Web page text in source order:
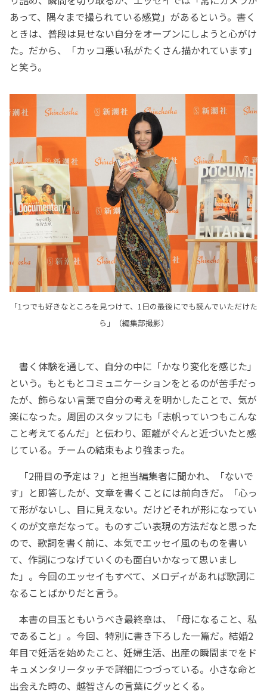
あって、隅々まで撮られている感覚」があるという。書く
ときは、普段は見せない自分をオープンにしようと心がけ
た。だから、「カッコ悪い私がたくさん描かれています」
と笑う。
「1つでも好きなところを見つけて、1日の最後にでも読んでいただけた
ら」（編集部撮影）
書く体験を通して、自分の中に「かなり変化を感じた」
という。もともとコミュニケーションをとるのが苦手だっ
たが、飾らない言葉で自分の考えを明かしたことで、気が
楽になった。周囲のスタッフにも「志帆っていつもこんな
こと考えてるんだ」と伝わり、距離がぐんと近づいたと感
じている。チームの結束もより強まった。
「2冊目の予定は？」と担当編集者に聞かれ、「ないで
す」と即答したが、文章を書くことには前向きだ。「心っ
て形がないし、目に見えない。だけどそれが形になってい
くのが文章だなって。ものすごい表現の方法だなと思った
ので、歌詞を書く前に、本気でエッセイ風のものを書い
て、作詞につなげていくのも面白いかなって思いまし
た」。今回のエッセイもすべて、メロディがあれば歌詞に
なることばかりだと言う。
本書の目玉ともいうべき最終章は、「母になること、私
であること」。今回、特別に書き下ろした一篇だ。結婚2
年目で妊活を始めたこと、妊婦生活、出産の瞬間までをド
キュメンタリータッチで詳細につづっている。小さな命と
出会えた時の、越智さんの言葉にグッとくる。